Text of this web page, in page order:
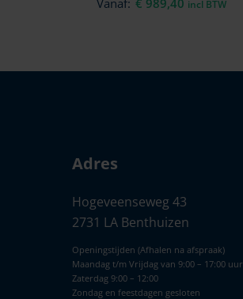
Vanaf: € 989,40 incl BTW
Adres
Hogeveenseweg 43
2731 LA Benthuizen
Openingstijden (Afhalen na afspraak)
Maandag t/m Vrijdag van 9:00 – 17:00 uur
Zaterdag 9:00 – 12:00
Zondag en feestdagen gesloten